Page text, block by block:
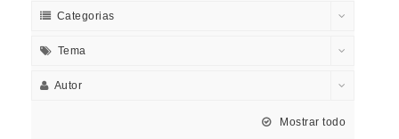
Categorias
Tema
Autor
Mostrar todo